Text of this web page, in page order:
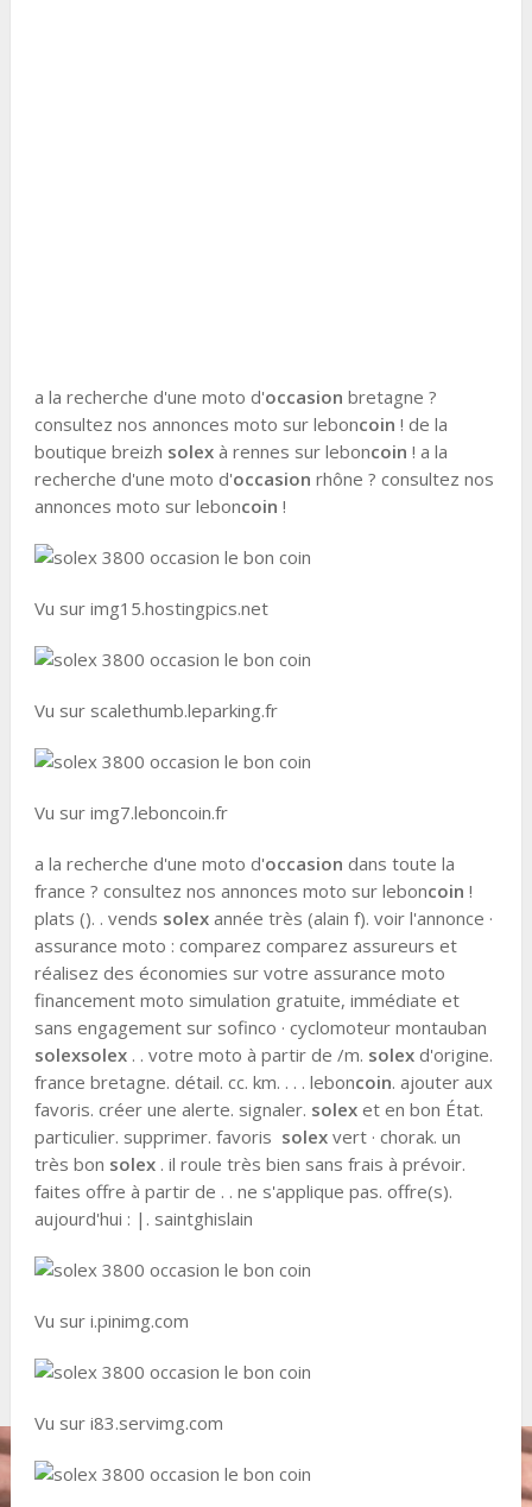
a la recherche d'une moto d'occasion bretagne ?
consultez nos annonces moto sur leboncoin ! de la
boutique breizh solexà rennes sur leboncoin ! a la
recherche d'une moto d'occasion rhône ? consultez nos
annonces moto sur leboncoin !
Vu sur img15.hostingpics.net
Vu sur scalethumb.leparking.fr
Vu sur img7.leboncoin.fr
a la recherche d'une moto d'occasion dans toute la
france ? consultez nos annonces moto sur leboncoin !
plats (). . vends solexannée très (alain f). voir l'annonce ·
assurance moto : comparez comparez assureurs et
réalisez des économies sur votre assurance moto
financement moto simulation gratuite, immédiate et
sans engagement sur sofinco · cyclomoteur montauban
solexsolex. . votre moto à partir de /m. solexd'origine.
france bretagne. détail. cc. km. . . . leboncoin. ajouter aux
favoris. créer une alerte. signaler. solexet en bon État.
particulier. supprimer. favoris solexvert · chorak. un
très bon solex. il roule très bien sans frais à prévoir.
faites offre à partir de . . ne s'applique pas. offre(s).
aujourd'hui : |. saintghislain
Vu sur i.pinimg.com
Vu sur i83.servimg.com